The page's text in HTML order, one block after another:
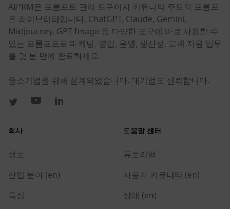
AIPRM은 프롬프트 관리 도구이자 커뮤니티 주도의 프롬프
트 라이브러리입니다. ChatGPT, Claude, Gemini,
Midjourney, GPT Image 등 다양한 도구에 바로 사용할 수
있는 프롬프트로 마케팅, 영업, 운영, 생산성, 고객 지원 업무
를 몇 분 만에 완료하세요.
중소기업을 위해 설계되었습니다. 대기업도 신뢰합니다.
회사
정보
산업 분야 (en)
특징
도움말 센터
튜토리얼
사용자 커뮤니티 (en)
상태 (en)